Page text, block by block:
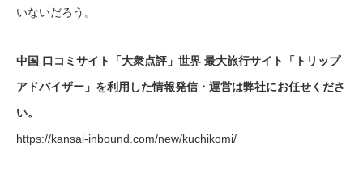
いないだろう。
中国 口コミサイト「大衆点評」世界 最大旅行サイト「トリップ
アドバイザー」を利用した情報発信・運営は弊社にお任せくださ
い。
https://kansai-inbound.com/new/kuchikomi/